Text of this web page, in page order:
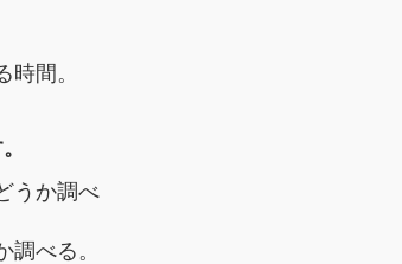
間。
うか調べ
べる。